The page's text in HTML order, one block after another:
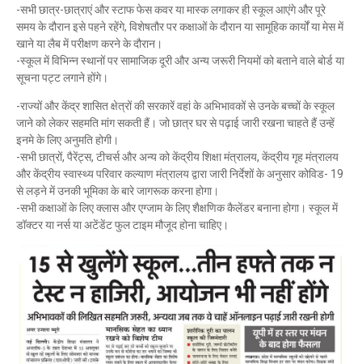
-सभी छात्र-छात्राएं और स्टाफ फेस कवर या मास्क लगाकर ही स्कूल आएंगे और पूरे
समय के दौरान इसे पहने रहेंगे, विशेषतौर पर कक्षाओं के दौरान या सामूहिक कार्यों या मेस में
खाने या लैब में परीक्षण करने के दौरान।
-स्कूल में विभिन्न स्थानों पर सामाजिक दूरी और अन्य जरूरी नियमों को बताने वाले बोर्ड या
सूचना पट्ट लगाने होंगे।
-राज्यों और केंद्र शासित क्षेत्रों की सरकारें वहां के अभिभावकों से उनके बच्चों के स्कूल
जाने को लेकर सहमति मांग सकती हैं। जो छात्र घर से पढ़ाई जारी रखना चाहते हैं उन्हें
इनमे के लिए अनुमति होगी।
-सभी छात्रों, पैरेंट्स, टीचर्स और अन्य को केंद्रीय शिक्षा मंत्रालय, केंद्रीय गृह मंत्रालय
और केंद्रीय स्वास्थ्य परिवार कल्याण मंत्रालय द्वारा जारी निर्देशों के अनुसार कोविड- 19
से लड़ने में उनकी भूमिका के बारे जागरूक करना होगा।
-सभी कक्षाओं के लिए क्लास और एग्जाम के लिए शैक्षणिक कैलेंडर बनाना होगा। स्कूल में
डॉक्टर या नर्स या अटेंडेंट फुल टाइम मौजूद होना चाहिए।